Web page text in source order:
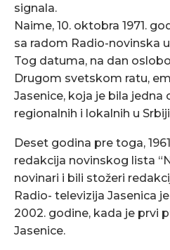
signala.
Naime, 10. oktobra 1971.
sa radom Radio-novinska
Tog datuma, na dan
Drugom svetskom ratu,
Jasenice, koja je bila jedna
regionalnih i lokalnih u
Deset godina pre toga,
redakcija novinskog lista
novinari i bili stožeri
Radio- televizija Jasenica
2002. godine, kada je prvi
Jasenice.